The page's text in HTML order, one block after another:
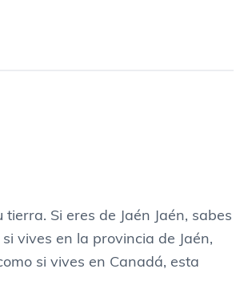
Si eres de Jaén Jaén, sabes
vives en la provincia de Jaén,
si vives en Canadá, esta